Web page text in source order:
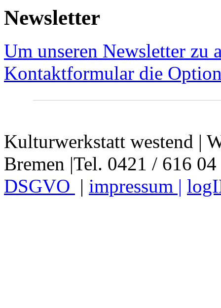
Newsletter
Um unseren Newsletter zu
Kontaktformular die
Kulturwerkstatt westend |
Bremen |Tel. 0421 / 616
DSGVO | impressum |